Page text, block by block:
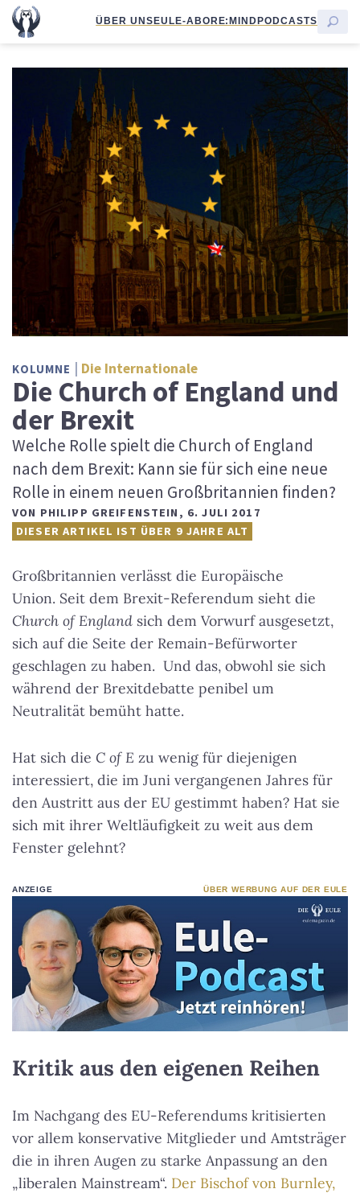
ÜBER UNSEULE-ABORE:MINDPODCASTS
KOLUMNE Die Internationale
Die Church of England und
der Brexit
Welche Rolle spielt die Church of England
nach dem Brexit: Kann sie für sich eine neue
Rolle in einem neuen Großbritannien finden?
VON PHILIPP GREIFENSTEIN , 6. JULI 2017
DIESER ARTIKEL IST ÜBER 9 JAHRE ALT
Großbritannien verlässt die Europäische
Union. Seit dem Brexit-Referendum sieht die
Church of England sich dem Vorwurf ausgesetzt,
sich auf die Seite der Remain-Befürworter
geschlagen zu haben. Und das, obwohl sie sich
während der Brexitdebatte penibel um
Neutralität bemüht hatte.
Hat sich die C of E zu wenig für diejenigen
interessiert, die im Juni vergangenen Jahres für
den Austritt aus der EU gestimmt haben? Hat sie
sich mit ihrer Weltläufigkeit zu weit aus dem
Fenster gelehnt?
ANZEIGE ÜBER WERBUNG AUF DER EULE
Kritik aus den eigenen Reihen
Im Nachgang des EU-Referendums kritisierten
vor allem konservative Mitglieder und Amtsträger
die in ihren Augen zu starke Anpassung an den
„liberalen Mainstream“. Der Bischof von Burnley,